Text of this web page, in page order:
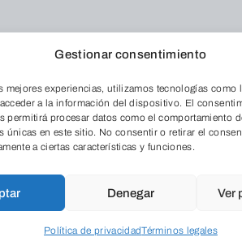
Gestionar consentimiento
mejores experiencias, utilizamos tecnologías como
a la información del dispositivo. El
permitirá procesar datos como el comportamiento
únicas en este sitio. No consentir o retirar el
a ciertas características y funciones.
Denegar Ver
Política de privacidadTérminos legales
somos
estamos
con
Educa
Cordia
Medio
Aulas
Empresarial